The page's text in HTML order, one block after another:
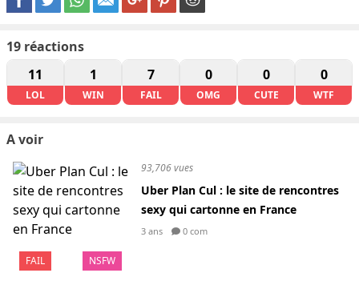
19 réactions
11
LOL
1
WIN
7
FAIL
0
OMG
0
CUTE
0
WTF
A voir
FAIL NSFW
93,706 vues
Uber Plan Cul : le site de rencontres
sexy qui cartonne en France
3 ans 0 com